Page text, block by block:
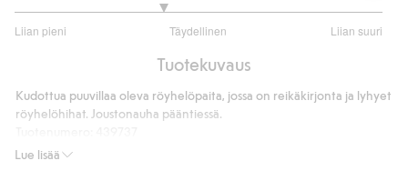
Liian pieni Täydellinen Liian suuri
/
ääneen
Tuotekuvaus
Lue lisää
Kudottua puuvillaa oleva röyhelöpaita, jossa on reikäkirjonta ja lyhyet
röyhelöhihat. Joustonauha pääntiessä.